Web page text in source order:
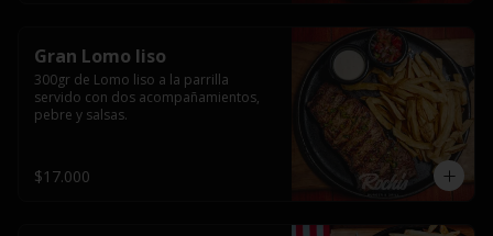
Gran Lomo liso
300gr de Lomo liso a la parrilla
servido con dos acompañamientos,
pebre y salsas.
$17.000